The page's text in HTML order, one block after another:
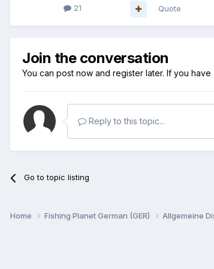
21 Quote
Join the conversation
You can post now and register later. If you have
Reply to this topic...
Go to topic listing
Home Fishing Planet German (GER) Allgemeine